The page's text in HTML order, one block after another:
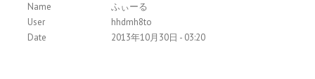
Name
ふぃーる
User
hhdmh8to
Date
2013年10月30日 - 03:20